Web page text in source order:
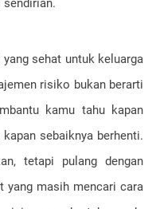
sehat untuk keluarga
risiko bukan berarti
kamu tahu kapan
sebaiknya berhenti.
tetapi pulang dengan
yang masih mencari cara